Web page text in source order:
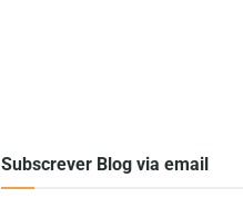
Subscrever Blog via email